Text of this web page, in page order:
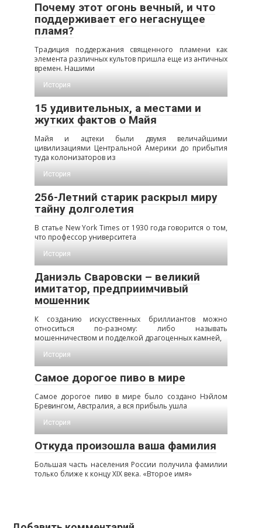
Почему этот огонь вечный, и что
поддерживает его негаснущее
пламя?
Традиция поддержания священного пламени как
элемента различных культов пришла еще из античных
времен. Нашими
История
15 удивительных, а местами и
жутких фактов о Майя
Майя и ацтеки были двумя величайшими
цивилизациями Центральной Америки до прибытия
туда колонизаторов из
История
256-Летний старик раскрыл миру
тайну долголетия
В статье New York Times от 1930 года говорится о том,
что профессор университета
История
Даниэль Сваровски – великий
имитатор, предприимчивый
мошенник
К созданию искусственных бриллиантов можно
относиться по-разному: либо называть
мошенничеством и подделкой драгоценных камней,
История
Самое дорогое пиво в мире
Самое дорогое пиво в мире было создано Нэйлом
Бревингом, Австралия, а вся прибыль ушла
История
Откуда произошла ваша фамилия
Большая часть населения России получила фамилии
только ближе к концу XIX века. «Второе имя»